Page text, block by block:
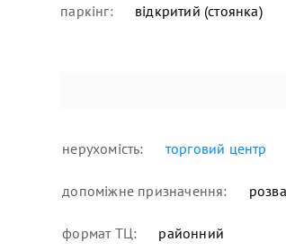
паркінг: відкритий (стоянка)
нерухомість: торговий центр
допоміжне призначення:
формат ТЦ: районний